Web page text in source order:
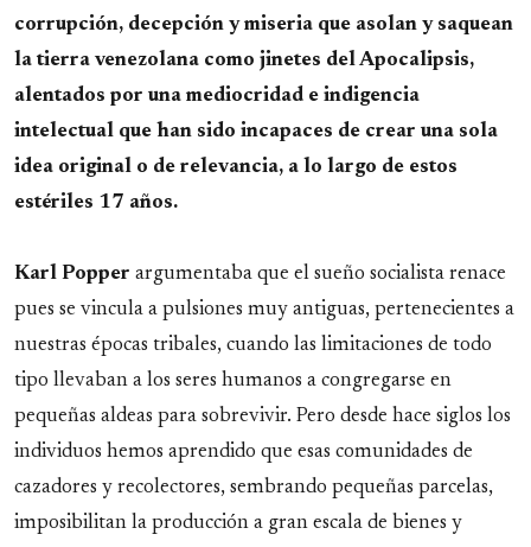
corrupción, decepción y miseria que asolan y saquean
la tierra venezolana como jinetes del Apocalipsis,
alentados por una mediocridad e indigencia
intelectual que han sido incapaces de crear una sola
idea original o de relevancia, a lo largo de estos
estériles 17 años.
Karl Popper argumentaba que el sueño socialista renace
pues se vincula a pulsiones muy antiguas, pertenecientes a
nuestras épocas tribales, cuando las limitaciones de todo
tipo llevaban a los seres humanos a congregarse en
pequeñas aldeas para sobrevivir. Pero desde hace siglos los
individuos hemos aprendido que esas comunidades de
cazadores y recolectores, sembrando pequeñas parcelas,
imposibilitan la producción a gran escala de bienes y